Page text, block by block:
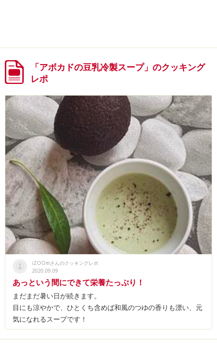
「アボカドの豆乳冷製スープ」のクッキング
レポ
iZOOmさんのクッキングレポ
2020.09.09
あっという間にできて栄養たっぷり！
まだまだ暑い日が続きます。
目にも涼やかで、ひとくち含めば和風のつゆの香りも漂い、元
気になれるスープです！